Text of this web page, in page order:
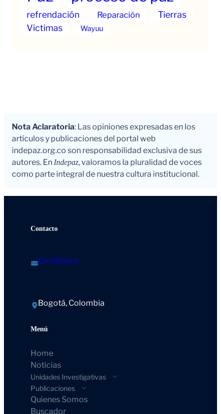
refrendación Reparación
Tierras
Victimas
Wayuu
Nota Aclaratoria: Las opiniones expresadas en los
artículos y publicaciones del portal web
indepaz.org.co son responsabilidad exclusiva de sus
autores. En Indepaz, valoramos la pluralidad de voces
como parte integral de nuestra cultura institucional.
Contacto
Escríbenos
Bogotá, Colombia
Menú
Home
Noticias
Unidades Investigativas
Publicaciones
Quienes Somos
Buscador